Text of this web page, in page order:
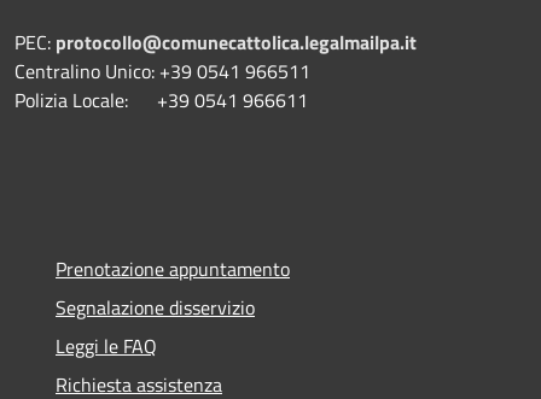
PEC: protocollo@comunecattolica.legalmailpa.it
Centralino Unico: +39 0541 966511
Polizia Locale: +39 0541 966611
Prenotazione appuntamento
Segnalazione disservizio
Leggi le FAQ
Richiesta assistenza